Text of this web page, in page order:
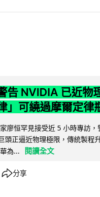
告 NVIDIA 已近物
」可繞過摩爾定律
廖恒罕見接受近 5 小時專訪，
頭正逼近物理極限，傳統製程
為...
閱讀全文
分享